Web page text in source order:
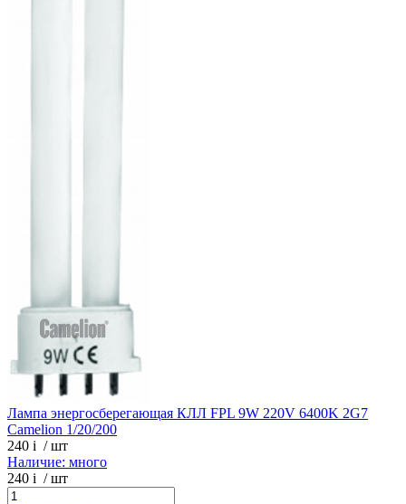
Лампа энергосберегающая КЛЛ FPL 9W 220V 6400K 2G7
Camelion 1/20/200
240 i / шт
Наличие: много
240 i / шт